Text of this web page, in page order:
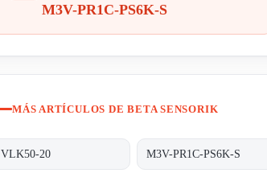
M3V-PR1C-PS6K-S
MÁS ARTÍCULOS DE BETA SENSORIK
VLK50-20 M3V-PR1C-PS6K-S